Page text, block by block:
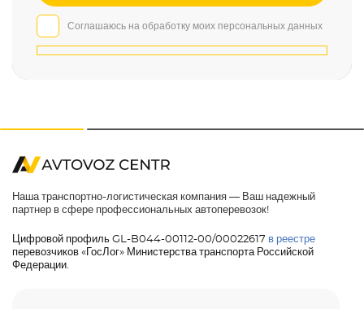
Соглашаюсь на обработку моих персональных данных
Наша транспортно-логистическая компания — Ваш надежный
партнер в сфере профессиональных автоперевозок!
Цифровой профиль GL-B044-00112-00/00022617 в реестре
перевозчиков «ГосЛог» Министерства транспорта Российской
Федерации.